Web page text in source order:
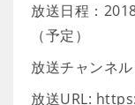
放送日程：
（予定）
放送チャンネ
放送URL: